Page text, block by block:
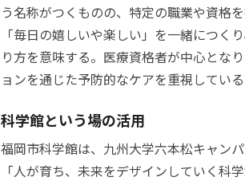
う名称がつくものの、特定の職業や資格
「毎日の嬉しいや楽しい」を一緒につく
り方を意味する。医療資格者が中心とな
ョンを通じた予防的なケアを重視している
科学館という場の活用
福岡市科学館は、九州大学六本松キャン
「人が育ち、未来をデザインしていく科